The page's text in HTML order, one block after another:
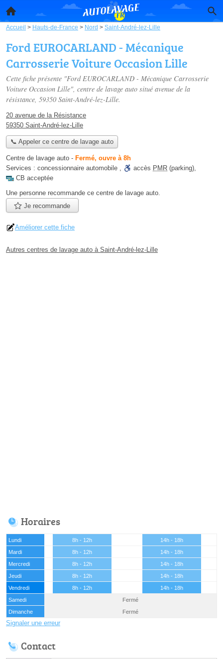
Accueil > Hauts-de-France > Nord > Saint-André-lez-Lille
Ford EUROCARLAND - Mécanique
Carrosserie Voiture Occasion Lille
Cette fiche présente "Ford EUROCARLAND - Mécanique Carrosserie
Voiture Occasion Lille", centre de lavage auto situé avenue de la
résistance, 59350 Saint-André-lez-Lille.
20 avenue de la Résistance
59350 Saint-André-lez-Lille
📞 Appeler ce centre de lavage auto
Centre de lavage auto - Fermé, ouvre à 8h
Services : concessionnaire automobile , accès PMR (parking),
CB acceptée
Une personne recommande ce centre de lavage auto.
Je recommande
Améliorer cette fiche
Autres centres de lavage auto à Saint-André-lez-Lille
Horaires
Lundi 8h - 12h
14h - 18h
Mardi
8h - 12h
14h - 18h
Mercredi
8h - 12h
14h - 18h
Jeudi
8h - 12h
14h - 18h
Vendredi
8h - 12h
14h - 18h
Samedi
Fermé
Dimanche
Fermé
Signaler une erreur
Contact